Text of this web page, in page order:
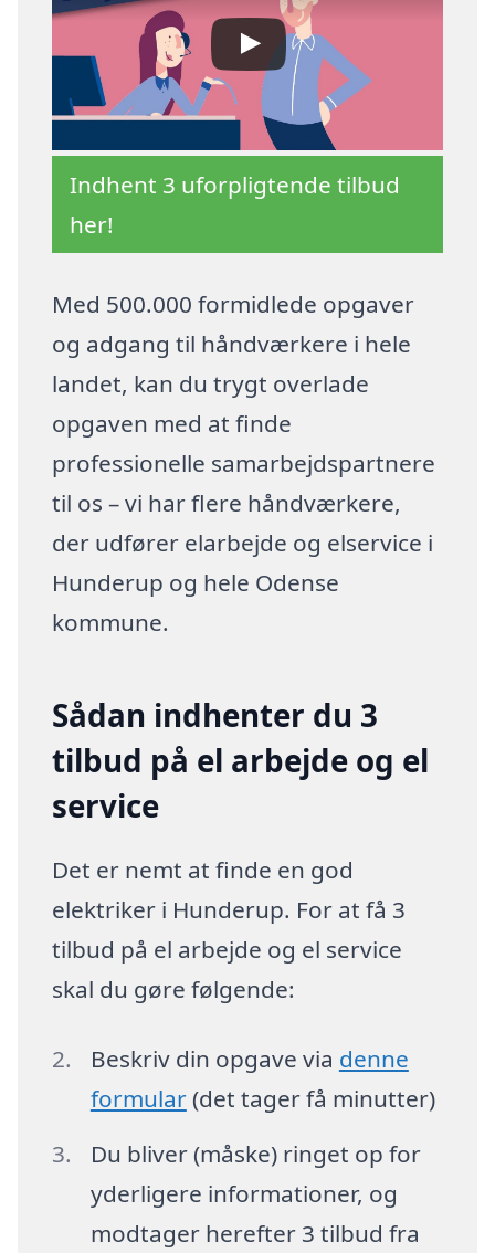
Indhent 3 uforpligtende tilbud
her!
Med 500.000 formidlede opgaver
og adgang til håndværkere i hele
landet, kan du trygt overlade
opgaven med at finde
professionelle samarbejdspartnere
til os – vi har flere håndværkere,
der udfører elarbejde og elservice i
Hunderup og hele Odense
kommune.
Sådan indhenter du 3
tilbud på el arbejde og el
service
Det er nemt at finde en god
elektriker i Hunderup. For at få 3
tilbud på el arbejde og el service
skal du gøre følgende:
Beskriv din opgave via denne
formular(det tager få minutter)
Du bliver (måske) ringet op for
yderligere informationer, og
modtager herefter 3 tilbud fra